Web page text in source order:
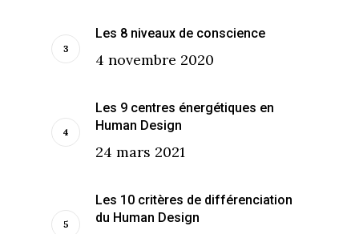
Les 8 niveaux de conscience
4 novembre 2020
Les 9 centres énergétiques en
Human Design
24 mars 2021
Les 10 critères de différenciation
du Human Design